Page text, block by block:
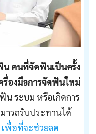
คนที่จัดฟันเป็นครั้ง
รื่องมือการจัดฟันใหม่
น ระบม หรือเกิดการ
ารถรับประทานได้
เพื่อที่จะช่วยลด